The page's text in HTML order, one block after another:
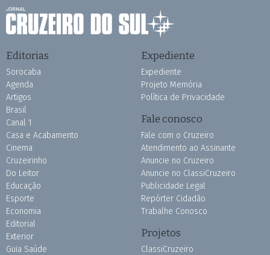
Editorias
Sorocaba
Agenda
Artigos
Brasil
Canal 1
Casa e Acabamento
Cinema
Cruzeirinho
Do Leitor
Educação
Esporte
Economia
Editorial
Exterior
Guia Saúde
Expediente
Expediente
Projeto Memória
Política de Privacidade
Fale conosco
Fale com o Cruzeiro
Atendimento ao Assinante
Anuncie no Cruzeiro
Anuncie no ClassiCruzeiro
Publicidade Legal
Repórter Cidadão
Trabalhe Conosco
Projetos
ClassiCruzeiro